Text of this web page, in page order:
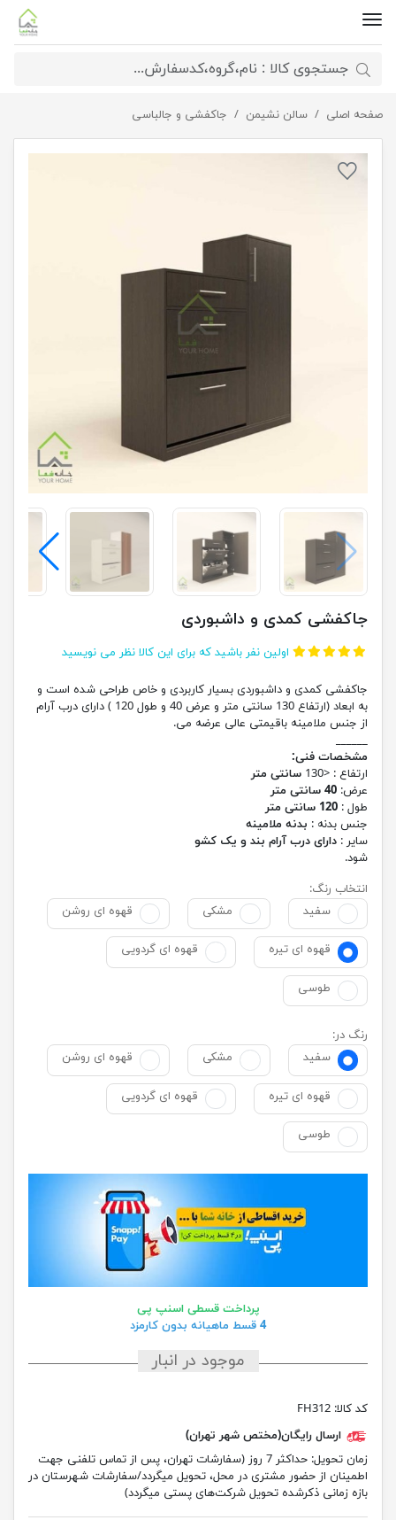
صفحه اصلی سالن نشیمن جاکفشی و جالباسی جاکفشی کمدی و داشبوردی
جاکفشی کمدی و داشبوردی
اولین نفر باشید که برای این کالا نظر می نویسید
جاکفشی کمدی و داشبوردی بسیار کاربردی و خاص طراحی شده است و
به ابعاد (ارتفاع 130 سانتی متر و عرض 40 و طول 120 ) دارای درب آرام
از جنس ملامینه باقیمتی عالی عرضه می.
______
مشخصات فنی:
ارتفاع : <130
سانتی متر
عرض: 40 سانتی متر
طول : 120 سانتی متر
جنس بدنه : بدنه ملامینه
سایر : دارای درب آرام بند و یک کشو
شود.
انتخاب رنگ:
سفید
مشکی قهوه ای روشن
قهوه ای تیره قهوه ای گردویی
طوسی
رنگ در:
سفید
مشکی قهوه ای روشن
قهوه ای تیره قهوه ای گردویی
طوسی
پرداخت قسطی اسنپ پی
4 قسط ماهیانه بدون کارمزد
موجود در انبار
کد کالا: FH312
ارسال رایگان(مختص شهر تهران)
زمان تحویل:
حداکثر 7 روز (سفارشات تهران، پس از تماس تلفنی جهت
اطمینان از حضور مشتری در محل، تحویل میگردد/سفارشات شهرستان در
بازه زمانی ذکرشده تحویل شرکت‌های پستی میگردد)